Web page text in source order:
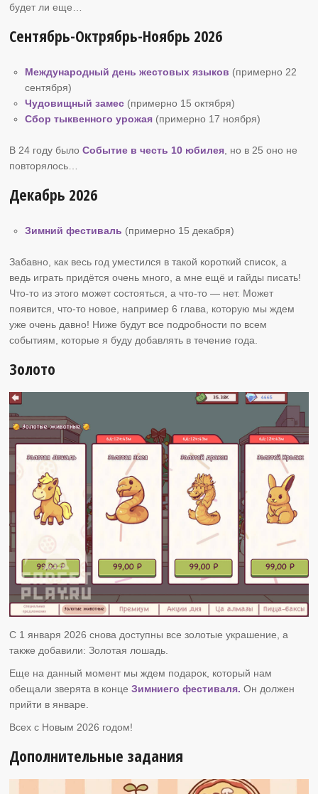
будет ли еще…
Сентябрь-Октрябрь-Ноябрь 2026
Международный день жестовых языков (примерно 22
сентября)
Чудовищный замес (примерно 15 октября)
Сбор тыквенного урожая (примерно 17 ноября)
В 24 году былоСобытие в честь 10 юбилея , но в 25 оно не
повторялось…
Декабрь 2026
Зимний фестиваль (примерно 15 декабря)
Забавно, как весь год уместился в такой короткий список, а
ведь играть придётся очень много, а мне ещё и гайды писать!
Что-то из этого может состояться, а что-то — нет. Может
появится, что-то новое, например 6 глава, которую мы ждем
уже очень давно! Ниже будут все подробности по всем
событиям, которые я буду добавлять в течение года.
Золото
С 1 января 2026 снова доступны все золотые украшение, а
также добавили: Золотая лошадь.
Еще на данный момент мы ждем подарок, который нам
обещали зверята в концеЗимниего фестиваля. Он должен
прийти в январе.
Всех с Новым 2026 годом!
Дополнительные задания